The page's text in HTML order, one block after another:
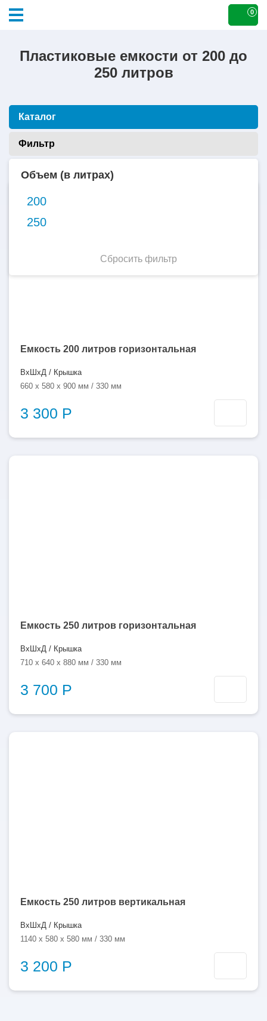
0
Пластиковые емкости от 200 до
250 литров
Каталог
Фильтр
Объем (в литрах)
200
250
Сбросить фильтр
Емкость 200 литров горизонтальная
ВхШхД / Крышка
660 x 580 x 900 мм / 330 мм
3 300 Р
Емкость 250 литров горизонтальная
ВхШхД / Крышка
710 x 640 x 880 мм / 330 мм
3 700 Р
Емкость 250 литров вертикальная
ВхШхД / Крышка
1140 x 580 x 580 мм / 330 мм
3 200 Р